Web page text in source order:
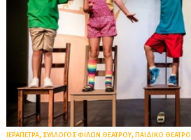
ΙΕΡΑΠΕΤΡΑ, ΣΥΛΛΟΓΟΣ ΦΙΛΩΝ ΘΕΑΤΡΟΥ, ΠΑΙΔΙΚΟ ΘΕΑΤΡΟ